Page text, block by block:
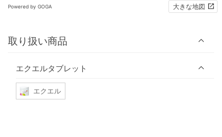
Powered by GOGA 大きな地図
取り扱い商品
エクエルタブレット
エクエル